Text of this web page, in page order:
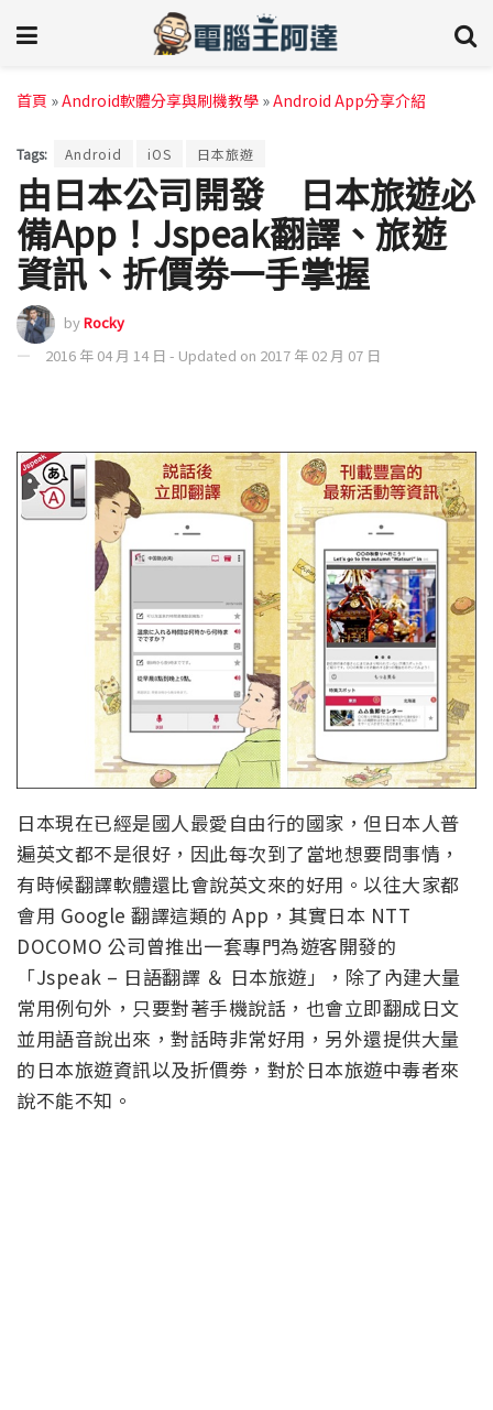
首頁 »Android軟體分享與刷機教學 »Android App分享介紹
Tags: Android iOS 日本旅遊
由日本公司開發 日本旅遊必
備App！Jspeak翻譯、旅遊
資訊、折價劵一手掌握
byRocky
2016 年 04 月 14 日 - Updated on 2017 年 02 月 07 日
日本現在已經是國人最愛自由行的國家，但日本人普
遍英文都不是很好，因此每次到了當地想要問事情，
有時候翻譯軟體還比會說英文來的好用。以往大家都
會用 Google 翻譯這類的 App，其實日本 NTT
DOCOMO 公司曾推出一套專門為遊客開發的
「Jspeak – 日語翻譯 ＆ 日本旅遊」，除了內建大量
常用例句外，只要對著手機說話，也會立即翻成日文
並用語音說出來，對話時非常好用，另外還提供大量
的日本旅遊資訊以及折價劵，對於日本旅遊中毒者來
說不能不知。